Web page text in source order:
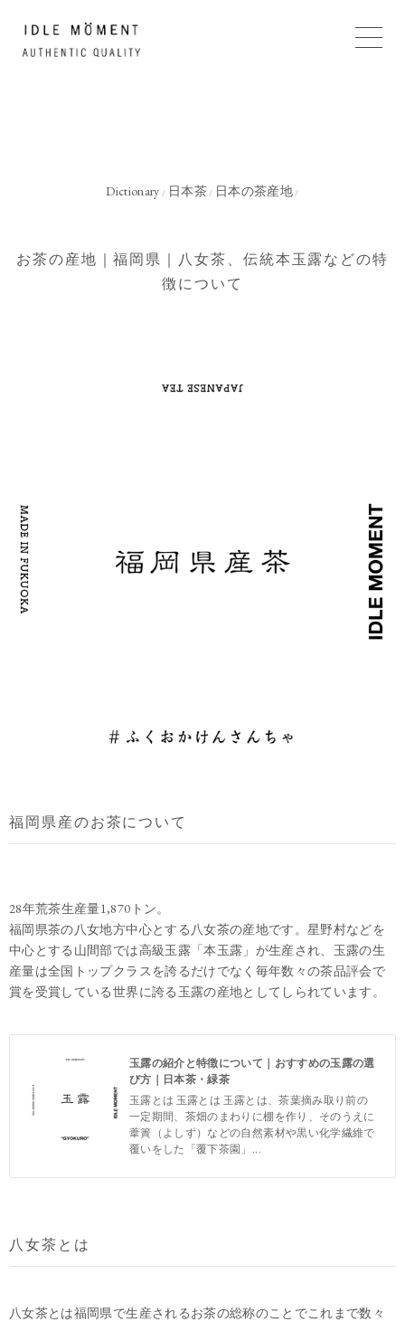
Dictionary / 日本茶 / 日本の茶産地 /
お茶の産地｜福岡県｜八女茶、伝統本玉露などの特
徴について
福岡県産のお茶について
28年荒茶生産量1,870トン。
福岡県茶の八女地方中心とする八女茶の産地です。星野村などを
中心とする山間部では高級玉露「本玉露」が生産され、玉露の生
産量は全国トップクラスを誇るだけでなく毎年数々の茶品評会で
賞を受賞している世界に誇る玉露の産地としてしられています。
玉露の紹介と特徴について｜おすすめの玉露の選
び方｜日本茶・緑茶
玉露とは 玉露とは 玉露とは、茶葉摘み取り前の
一定期間、茶畑のまわりに棚を作り、そのうえに
葦簀（よしず）などの自然素材や黒い化学繊維で
覆いをした「覆下茶園」...
八女茶とは
八女茶とは福岡県で生産されるお茶の総称のことでこれまで数々